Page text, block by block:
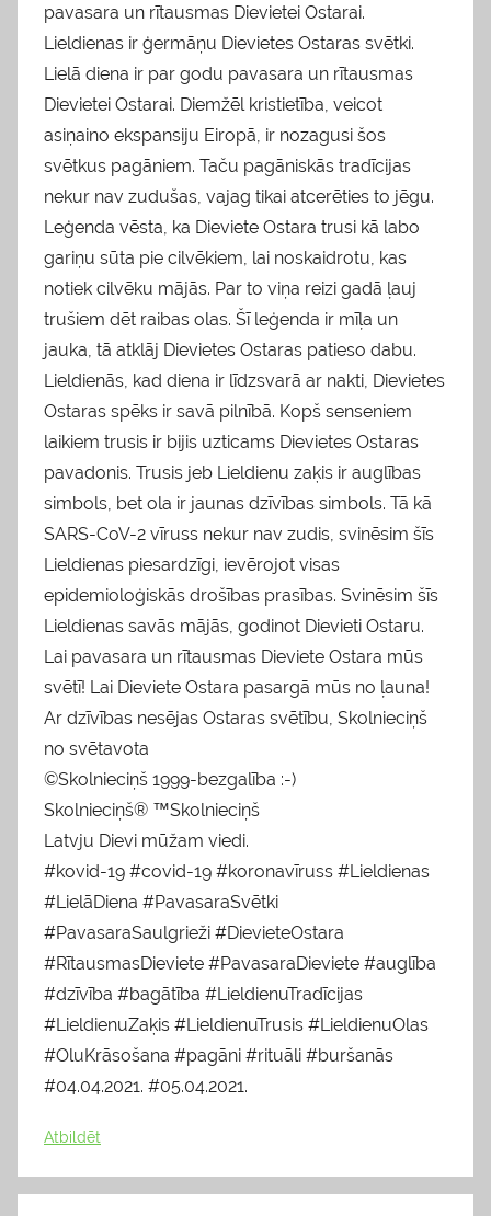
pavasara un rītausmas Dievietei Ostarai.
Lieldienas ir ģermāņu Dievietes Ostaras svētki.
Lielā diena ir par godu pavasara un rītausmas
Dievietei Ostarai. Diemžēl kristietība, veicot
asiņaino ekspansiju Eiropā, ir nozagusi šos
svētkus pagāniem. Taču pagāniskās tradīcijas
nekur nav zudušas, vajag tikai atcerēties to jēgu.
Leģenda vēsta, ka Dieviete Ostara trusi kā labo
gariņu sūta pie cilvēkiem, lai noskaidrotu, kas
notiek cilvēku mājās. Par to viņa reizi gadā ļauj
trušiem dēt raibas olas. Šī leģenda ir mīļa un
jauka, tā atklāj Dievietes Ostaras patieso dabu.
Lieldienās, kad diena ir līdzsvarā ar nakti, Dievietes
Ostaras spēks ir savā pilnībā. Kopš senseniem
laikiem trusis ir bijis uzticams Dievietes Ostaras
pavadonis. Trusis jeb Lieldienu zaķis ir auglības
simbols, bet ola ir jaunas dzīvības simbols. Tā kā
SARS-CoV-2 vīruss nekur nav zudis, svinēsim šīs
Lieldienas piesardzīgi, ievērojot visas
epidemioloģiskās drošības prasības. Svinēsim šīs
Lieldienas savās mājās, godinot Dievieti Ostaru.
Lai pavasara un rītausmas Dieviete Ostara mūs
svētī! Lai Dieviete Ostara pasargā mūs no ļauna!
Ar dzīvības nesējas Ostaras svētību, Skolnieciņš
no svētavota
©Skolnieciņš 1999-bezgalība :-)
Skolnieciņš® ™Skolnieciņš
Latvju Dievi mūžam viedi.
#kovid-19 #covid-19 #koronavīruss #Lieldienas
#LielāDiena #PavasaraSvētki
#PavasaraSaulgrieži #DievieteOstara
#RītausmasDieviete #PavasaraDieviete #auglība
#dzīvība #bagātība #LieldienuTradīcijas
#LieldienuZaķis #LieldienuTrusis #LieldienuOlas
#OluKrāsošana #pagāni #rituāli #buršanās
#04.04.2021. #05.04.2021.
Atbildēt